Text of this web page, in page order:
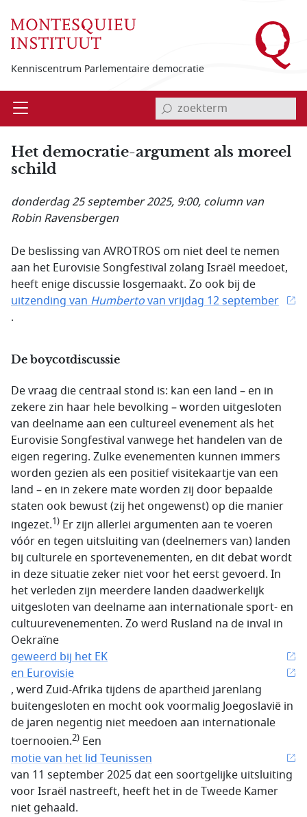
Kenniscentrum Parlementaire democratie
Open invoerveld zoekterm
Het democratie-argument als moreel
schild
donderdag 25 september 2025, 9:00, column van
Robin Ravensbergen
De beslissing van AVROTROS om niet deel te nemen
aan het Eurovisie Songfestival zolang Israël meedoet,
heeft enige discussie losgemaakt. Zo ook bij de
uitzending vanHumbertovan vrijdag 12 september
.
De boycotdiscussie
De vraag die centraal stond is: kan een land – en in
zekere zin haar hele bevolking – worden uitgesloten
van deelname aan een cultureel evenement als het
Eurovisie Songfestival vanwege het handelen van de
eigen regering. Zulke evenementen kunnen immers
worden gezien als een positief visitekaartje van een
land – en in zekere mate worden zij door bepaalde
staten ook bewust (zij het ongewenst) op die manier
ingezet.1) Er zijn allerlei argumenten aan te voeren
vóór en tegen uitsluiting van (deelnemers van) landen
bij culturele en sportevenementen, en dit debat wordt
in deze situatie zeker niet voor het eerst gevoerd. In
het verleden zijn meerdere landen daadwerkelijk
uitgesloten van deelname aan internationale sport- en
cultuurevenementen. Zo werd Rusland na de inval in
Oekraïne
geweerd bij het EK
en Eurovisie
, werd Zuid-Afrika tijdens de apartheid jarenlang
buitengesloten en mocht ook voormalig Joegoslavië in
de jaren negentig niet meedoen aan internationale
toernooien.2) Een
motie van het lid Teunissen
van 11 september 2025 dat een soortgelijke uitsluiting
voor Israël nastreeft, heeft het in de Tweede Kamer
niet gehaald.